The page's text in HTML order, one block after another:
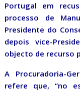
Portugal em
processo de
Presidente do
depois vice-
objecto de recurso
A Procuradoria-
refere que, “no